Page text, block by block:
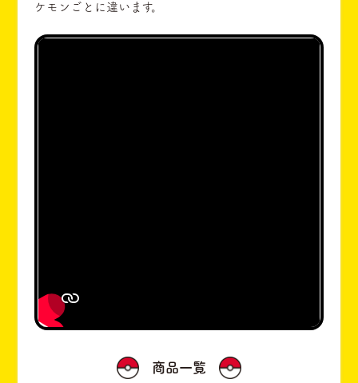
ケモンごとに違います。
商品一覧